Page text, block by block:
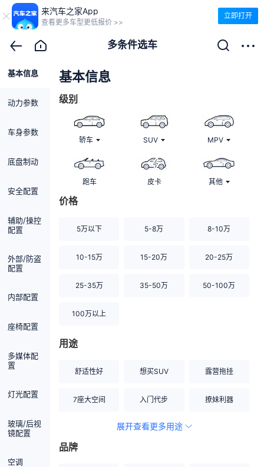
来汽车之家App
查看更多车型更低报价 >>
立即打开
多条件选车
基本信息
动力参数
车身参数
底盘制动
安全配置
辅助/操控
配置
外部/防盗
配置
内部配置
座椅配置
多媒体配
置
灯光配置
玻璃/后视
镜配置
空调
基本信息
级别
轿车 SUV MPV
跑车 皮卡 其他
价格
5万以下 5-8万 8-10万
10-15万 15-20万 20-25万
25-35万 35-50万 50-100万
100万以上
用途
舒适性好 想买SUV 露营拖挂
7座大空间 入门代步 撩妹利器
空间宽敞
展开查看更多用途
品牌